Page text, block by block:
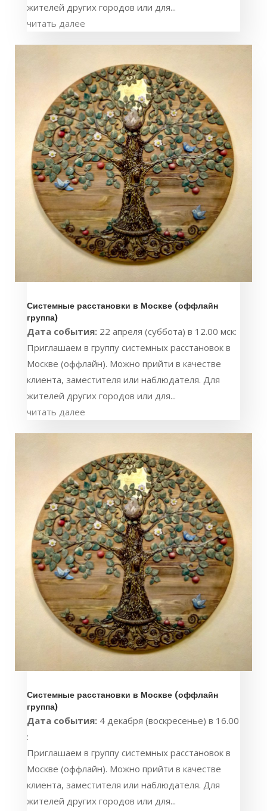
жителей других городов или для...
читать далее
Системные расстановки в Москве (оффлайн
группа)
Дата события: 22 апреля (суббота) в 12.00 мск:
Приглашаем в группу системных расстановок в
Москве (оффлайн). Можно прийти в качестве
клиента, заместителя или наблюдателя. Для
жителей других городов или для...
читать далее
Системные расстановки в Москве (оффлайн
группа)
Дата события: 4 декабря (воскресенье) в 16.00
:
Приглашаем в группу системных расстановок в
Москве (оффлайн). Можно прийти в качестве
клиента, заместителя или наблюдателя. Для
жителей других городов или для...